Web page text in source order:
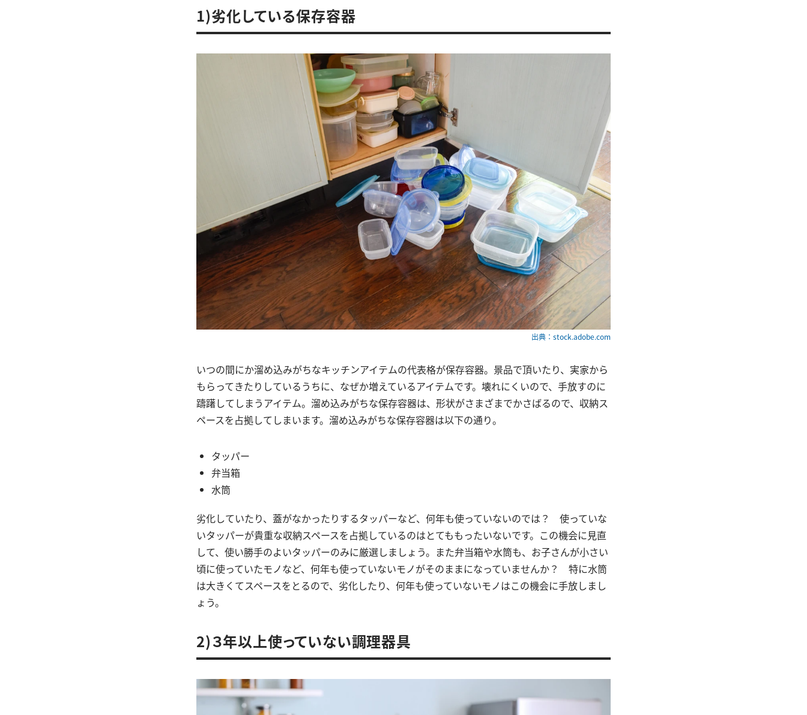
1)劣化している保存容器
出典：stock.adobe.com
いつの間にか溜め込みがちなキッチンアイテムの代表格が保存容器。景品で頂いたり、実家から
もらってきたりしているうちに、なぜか増えているアイテムです。壊れにくいので、手放すのに
躊躇してしまうアイテム。溜め込みがちな保存容器は、形状がさまざまでかさばるので、収納ス
ペースを占拠してしまいます。溜め込みがちな保存容器は以下の通り。
タッパー
弁当箱
水筒
劣化していたり、蓋がなかったりするタッパーなど、何年も使っていないのでは？ 使っていな
いタッパーが貴重な収納スペースを占拠しているのはとてももったいないです。この機会に見直
して、使い勝手のよいタッパーのみに厳選しましょう。また弁当箱や水筒も、お子さんが小さい
頃に使っていたモノなど、何年も使っていないモノがそのままになっていませんか？ 特に水筒
は大きくてスペースをとるので、劣化したり、何年も使っていないモノはこの機会に手放しまし
ょう。
2)３年以上使っていない調理器具